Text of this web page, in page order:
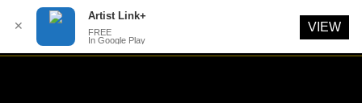
✕
Artist Link+
FREE
In Google Play
VIEW